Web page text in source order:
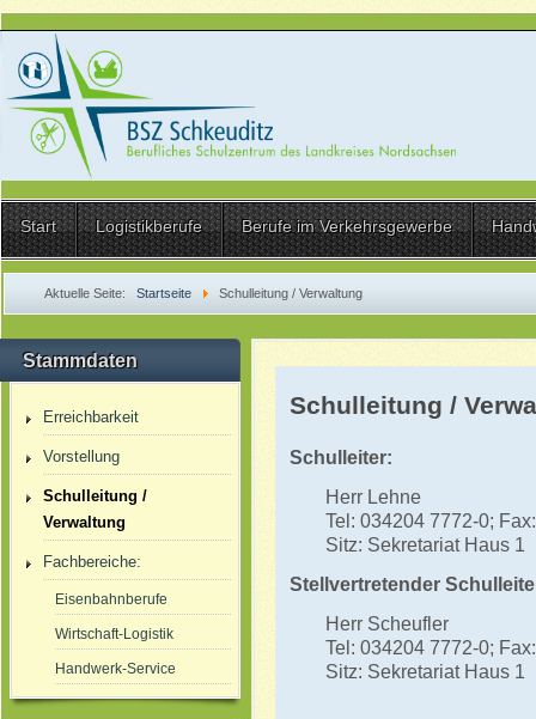
Start Logistikberufe Berufe im Verkehrsgewerbe
Aktuelle Seite: Startseite Schulleitung / Verwaltung
Stammdaten
Erreichbarkeit
Vorstellung
Schulleitung /
Verwaltung
Fachbereiche:
Eisenbahnberufe
Wirtschaft-Logistik
Handwerk-Service
Schulleitung /
Schulleiter:
Herr Lehne
Tel: 034204 7772-0;
Sitz: Sekretariat Haus 1
Stellvertretender
Herr Scheufler
Tel: 034204 7772-0;
Sitz: Sekretariat Haus 1